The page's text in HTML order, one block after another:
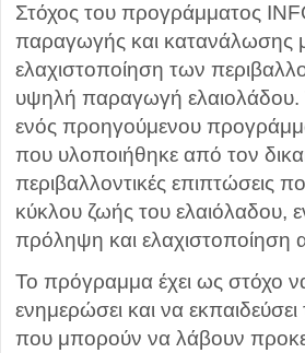
Στόχος του προγράμματος
παραγωγής και κατανάλωσης
ελαχιστοποίηση των
υψηλή παραγωγή ελαιολάδου.
ενός προηγούμενου
που υλοποιήθηκε από τον
περιβαλλοντικές επιπτώσεις
κύκλου ζωής του ελαιόλαδου,
πρόληψη και
Το πρόγραμμα έχει ως στόχο
ενημερώσει και να
που μπορούν να λάβουν